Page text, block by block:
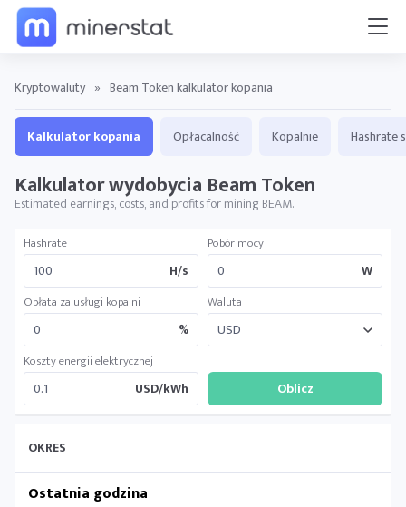
Kryptowaluty » Beam Token kalkulator kopania
Kalkulator kopania Opłacalność Kopalnie Hashrate
Kalkulator wydobycia Beam Token
Estimated earnings, costs, and profits for mining BEAM.
Hashrate
H/s
Pobór mocy
W
Opłata za usługi kopalni
%
Waluta
Koszty energii elektrycznej
USD/kWh
OKRES
Ostatnia godzina